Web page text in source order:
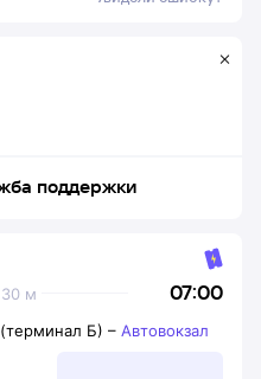
поддержки
07:00
м
Б) – Автовокзал